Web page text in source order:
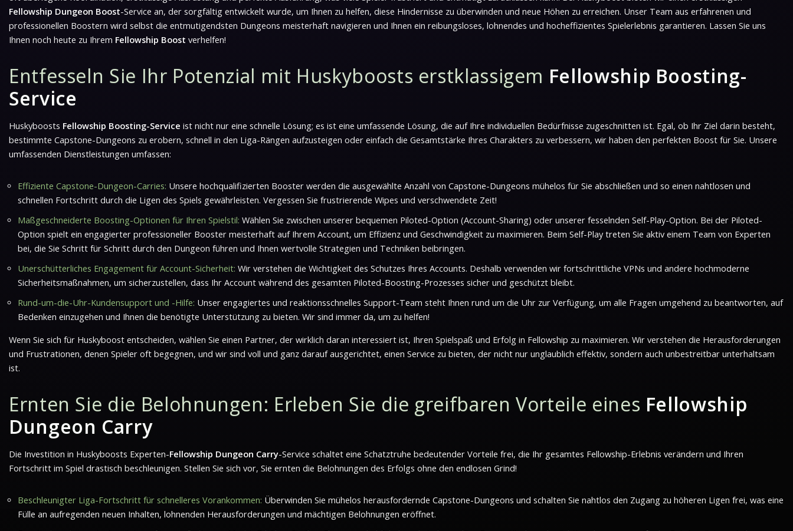
Fellowship Dungeon Boost-Service an, der sorgfältig entwickelt wurde, um Ihnen zu helfen, diese Hindernisse zu überwinden und neue Höhen zu erreichen. Unser Team aus erfahrenen und
professionellen Boostern wird selbst die entmutigendsten Dungeons meisterhaft navigieren und Ihnen ein reibungsloses, lohnendes und hocheffizientes Spielerlebnis garantieren. Lassen Sie uns
Ihnen noch heute zu Ihrem Fellowship Boost verhelfen!
Entfesseln Sie Ihr Potenzial mit Huskyboosts erstklassigem Fellowship Boosting-
Service
Huskyboosts Fellowship Boosting-Service ist nicht nur eine schnelle Lösung; es ist eine umfassende Lösung, die auf Ihre individuellen Bedürfnisse zugeschnitten ist. Egal, ob Ihr Ziel darin besteht,
bestimmte Capstone-Dungeons zu erobern, schnell in den Liga-Rängen aufzusteigen oder einfach die Gesamtstärke Ihres Charakters zu verbessern, wir haben den perfekten Boost für Sie. Unsere
umfassenden Dienstleistungen umfassen:
Effiziente Capstone-Dungeon-Carries: Unsere hochqualifizierten Booster werden die ausgewählte Anzahl von Capstone-Dungeons mühelos für Sie abschließen und so einen nahtlosen und
schnellen Fortschritt durch die Ligen des Spiels gewährleisten. Vergessen Sie frustrierende Wipes und verschwendete Zeit!
Maßgeschneiderte Boosting-Optionen für Ihren Spielstil: Wählen Sie zwischen unserer bequemen Piloted-Option (Account-Sharing) oder unserer fesselnden Self-Play-Option. Bei der Piloted-
Option spielt ein engagierter professioneller Booster meisterhaft auf Ihrem Account, um Effizienz und Geschwindigkeit zu maximieren. Beim Self-Play treten Sie aktiv einem Team von Experten
bei, die Sie Schritt für Schritt durch den Dungeon führen und Ihnen wertvolle Strategien und Techniken beibringen.
Unerschütterliches Engagement für Account-Sicherheit: Wir verstehen die Wichtigkeit des Schutzes Ihres Accounts. Deshalb verwenden wir fortschrittliche VPNs und andere hochmoderne
Sicherheitsmaßnahmen, um sicherzustellen, dass Ihr Account während des gesamten Piloted-Boosting-Prozesses sicher und geschützt bleibt.
Rund-um-die-Uhr-Kundensupport und -Hilfe: Unser engagiertes und reaktionsschnelles Support-Team steht Ihnen rund um die Uhr zur Verfügung, um alle Fragen umgehend zu beantworten, auf
Bedenken einzugehen und Ihnen die benötigte Unterstützung zu bieten. Wir sind immer da, um zu helfen!
Wenn Sie sich für Huskyboost entscheiden, wählen Sie einen Partner, der wirklich daran interessiert ist, Ihren Spielspaß und Erfolg in Fellowship zu maximieren. Wir verstehen die Herausforderungen
und Frustrationen, denen Spieler oft begegnen, und wir sind voll und ganz darauf ausgerichtet, einen Service zu bieten, der nicht nur unglaublich effektiv, sondern auch unbestreitbar unterhaltsam
ist.
Ernten Sie die Belohnungen: Erleben Sie die greifbaren Vorteile eines Fellowship
Dungeon Carry
Die Investition in Huskyboosts Experten-Fellowship Dungeon Carry-Service schaltet eine Schatztruhe bedeutender Vorteile frei, die Ihr gesamtes Fellowship-Erlebnis verändern und Ihren
Fortschritt im Spiel drastisch beschleunigen. Stellen Sie sich vor, Sie ernten die Belohnungen des Erfolgs ohne den endlosen Grind!
Beschleunigter Liga-Fortschritt für schnelleres Vorankommen: Überwinden Sie mühelos herausfordernde Capstone-Dungeons und schalten Sie nahtlos den Zugang zu höheren Ligen frei, was eine
Fülle an aufregenden neuen Inhalten, lohnenden Herausforderungen und mächtigen Belohnungen eröffnet.